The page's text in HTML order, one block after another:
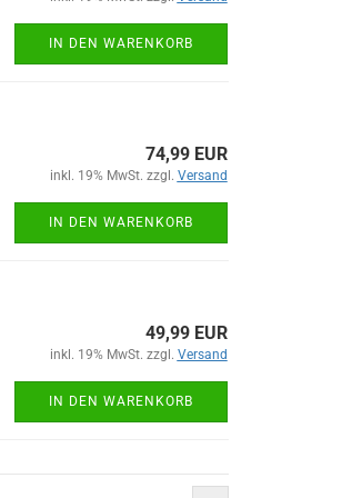
IN DEN WARENKORB
74,99 EUR
inkl. 19% MwSt. zzgl. Versand
IN DEN WARENKORB
49,99 EUR
inkl. 19% MwSt. zzgl. Versand
IN DEN WARENKORB